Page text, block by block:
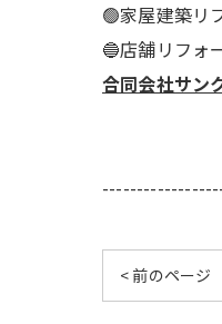
🟢家屋建築リ
🔵店舗リフォ
合同会社サン
< 前のページ